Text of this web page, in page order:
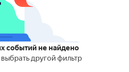
событий не найдено
другой фильтр